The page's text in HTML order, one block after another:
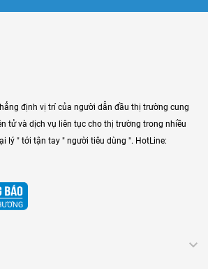
định vị trí của người dẫn đầu thị trường cung
tử và dịch vụ liên tục cho thị trường trong nhiều
lý " tới tận tay " người tiêu dùng ". HotLine: